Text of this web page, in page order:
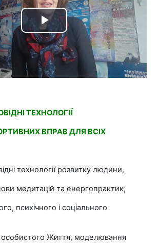
Play
Video
ТЕХНОЛОГІЇ
ВПРАВ ДЛЯ ВСІХ
технології розвитку людини,
медитацій та енергопрактик;
психічного і соціального
Життя, моделювання